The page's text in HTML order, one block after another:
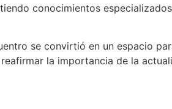
conocimientos
se convirtió en un espacio
la importancia de la